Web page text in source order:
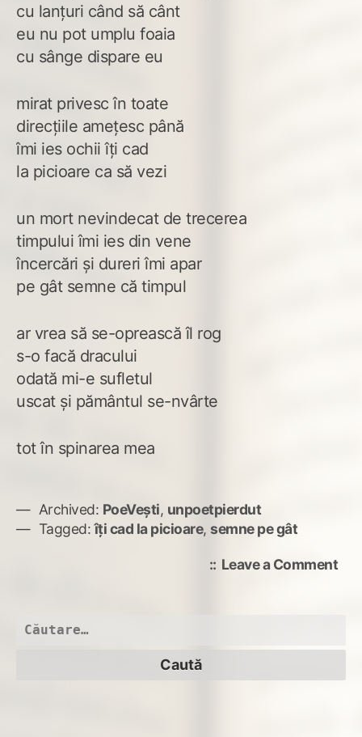
cu lanțuri când să cânt
eu nu pot umplu foaia
cu sânge dispare eu
mirat privesc în toate
direcțiile amețesc până
îmi ies ochii îți cad
la picioare ca să vezi
un mort nevindecat de trecerea
timpului îmi ies din vene
încercări și dureri îmi apar
pe gât semne că timpul
ar vrea să se-oprească îl rog
s-o facă dracului
odată mi-e sufletul
uscat și pământul se-nvârte
tot în spinarea mea
Archived: PoeVești, unpoetpierdut
Tagged: îți cad la picioare, semne pe gât
Leave a Commenton
Caută